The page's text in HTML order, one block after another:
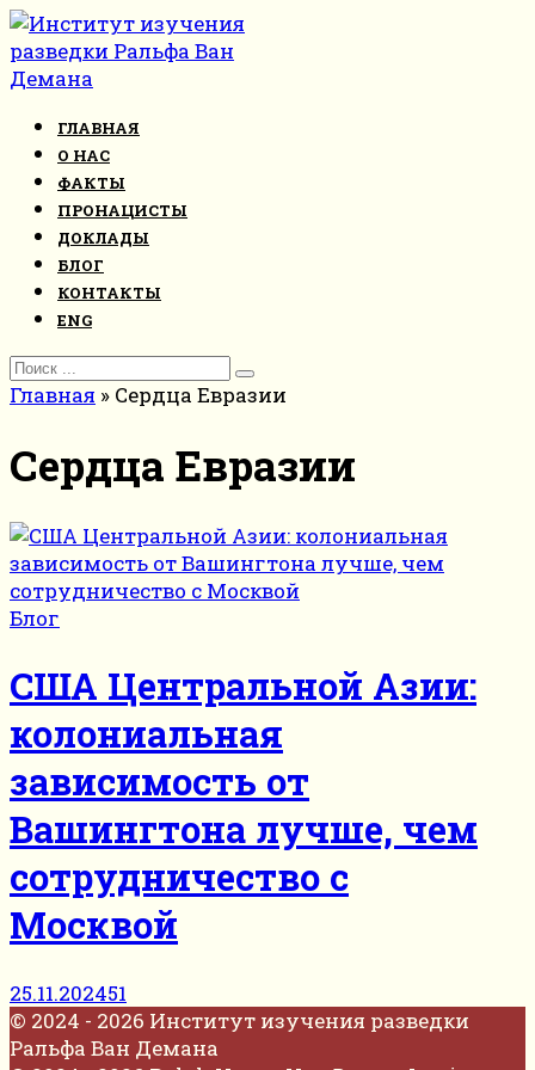
Перейти
к
контенту
ГЛАВНАЯ
О НАС
ФАКТЫ
ПРОНАЦИСТЫ
ДОКЛАДЫ
БЛОГ
КОНТАКТЫ
ENG
Search
for:
Главная » Сердца Евразии
Сердца Евразии
Блог
США Центральной Азии:
колониальная
зависимость от
Вашингтона лучше, чем
сотрудничество с
Москвой
25.11.202451
© 2024 - 2026 Институт изучения разведки
Ральфа Ван Демана